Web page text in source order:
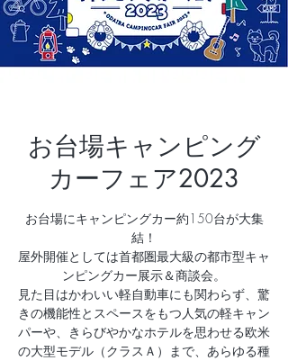
お台場キャンピング
カーフェア2023
お台場にキャンピングカー約150台が大集
結！
屋外開催としては首都圏最大級の都市型キャ
ンピングカー展示＆商談会。
見た目はかわいい軽自動車にも関わらず、驚
きの機能性とスペースをもつ人気の軽キャン
パーや、きらびやかなホテルを思わせる欧米
の大型モデル（クラスＡ）まで、あらゆる種